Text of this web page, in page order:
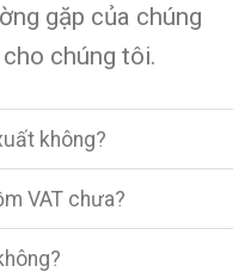
gặp của chúng
chúng tôi.
không?
VAT chưa?